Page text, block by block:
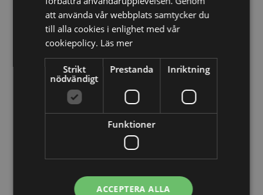
13/10/2025
Nya Världsbanksregler öppnar för
svenska företag – lär dig vinna
upphandlingar med våra nya kurser
Tillgänglighetsdirektivet
29/10/2024
att använda vår webbplats samtycker du
till alla cookies i enlighet med vår
cookiepolicy. Läs mer
Strikt
nödvändigt
Prestanda Inriktning
Funktioner
ACCEPTERA ALLA